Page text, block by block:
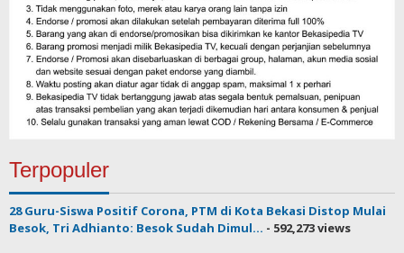
Terpopuler
28 Guru-Siswa Positif Corona, PTM di Kota Bekasi Distop Mulai
Besok, Tri Adhianto: Besok Sudah Dimul... - 592,273 views